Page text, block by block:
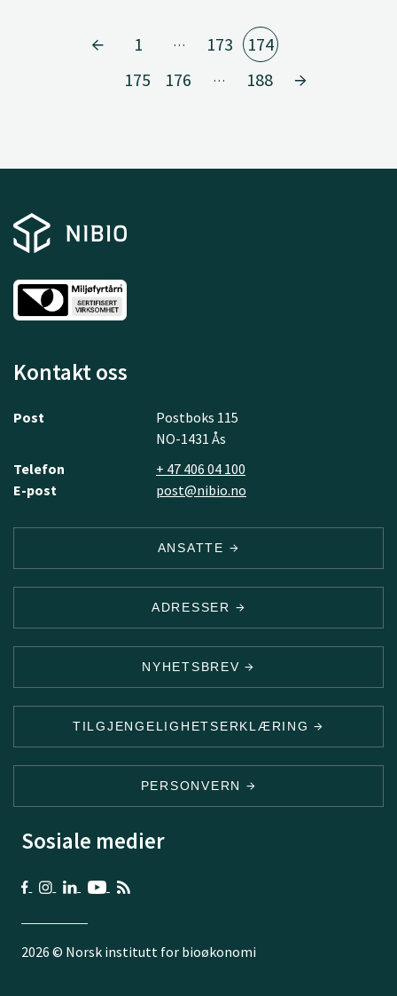
1 … 173
174
175
176 … 188
Kontakt oss
Post
Postboks 115
NO-1431 Ås
Telefon
+ 47 406 04 100
E-post
post@nibio.no
ANSATTE
ADRESSER
NYHETSBREV
TILGJENGELIGHETSERKLÆRING
PERSONVERN
Sosiale medier
2026 © Norsk institutt for bioøkonomi